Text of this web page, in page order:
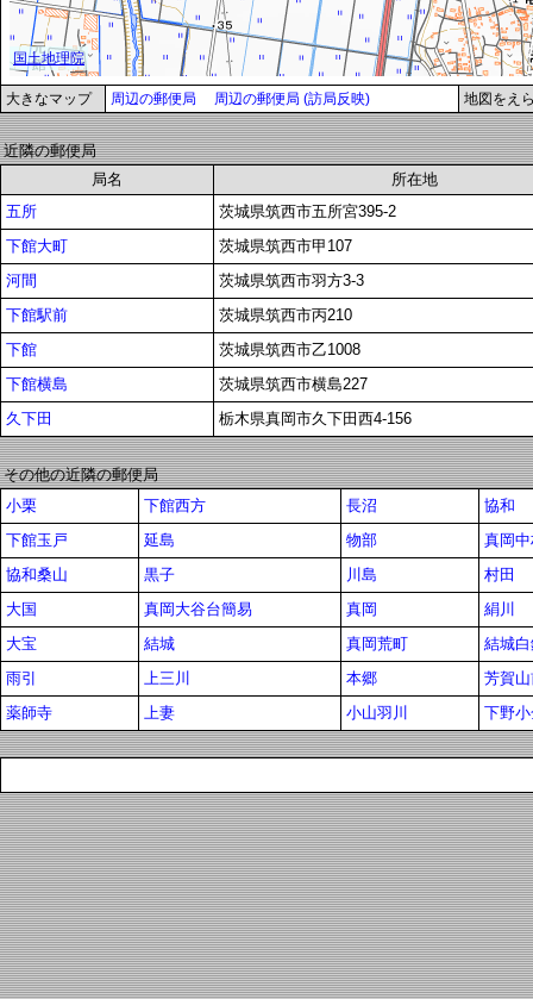
大きなマップ 周辺の郵便局 周辺の郵便局 (訪局反映) 地図をえ
近隣の郵便局
局名
所在地
五所
茨城県筑西市五所宮395-2
下館大町
茨城県筑西市甲107
河間
茨城県筑西市羽方3-3
下館駅前
茨城県筑西市丙210
下館
茨城県筑西市乙1008
下館横島
茨城県筑西市横島227
久下田
栃木県真岡市久下田西4-156
その他の近隣の郵便局
小栗
下館西方 長沼
協和
下館玉戸
延島 物部
真岡
協和桑山
黒子 川島
村田
大国
真岡大谷台簡易 真岡
絹川
大宝
結城 真岡荒町
結城
雨引
上三川 本郷
芳賀
薬師寺
上妻 小山羽川 下野